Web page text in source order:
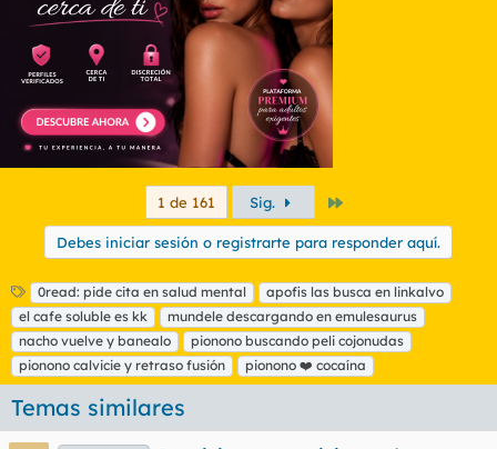
1 de 161 Sig.
Debes iniciar sesión o registrarte para responder aquí.
E
t
i
q
u
e
t
a
0read: pide cita en salud mental
apofis las busca en linkalvo
el cafe soluble es kk
mundele descargando en emulesaurus
nacho vuelve y banealo
pionono buscando peli cojonudas
pionono calvicie y retraso fusión
pionono ❤️ cocaína
Temas similares